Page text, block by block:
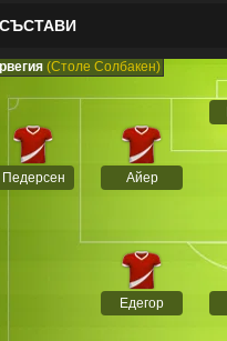
(Столе Солбакен)
Педерсен Айер
Едегор